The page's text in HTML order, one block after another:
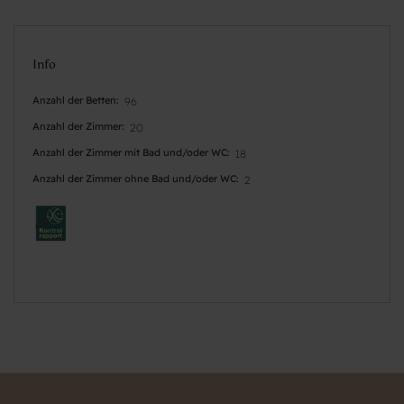
Info
Anzahl der Betten 96
Anzahl der Zimmer 20
Anzahl der Zimmer mit Bad und/oder WC 18
Anzahl der Zimmer ohne Bad und/oder WC 2